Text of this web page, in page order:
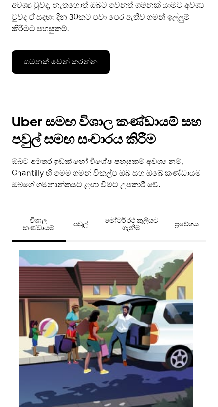
අවශ්‍ය වුවද, නැතහොත් ඔබට වෙනත් ගමනක් යාමට අවශ්‍ය
වුවද ඒ සඳහා දින 30කට පවා පෙර ඇතිව ගමන් ඉල්ලුම්
කිරීමට පහසුකම්.
ගමනක් වෙන් කරන්න
Uber සමඟ විශාල කණ්ඩායම් සහ
පවුල් සමඟ සංචාරය කිරීම
ඔබට අමතර ඉඩක් හෝ විශේෂ පහසුකම් අවශ්‍ය නම්,
Chantilly හි මෙම ගමන් විකල්ප ඔබ සහ ඔබේ කණ්ඩායම
ඔබගේ ගමනාන්තයට ළඟා වීමට උපකාරී වේ.
විශාල
කණ්ඩායම්
පවුල්
මෝටර් රථ කුලියට
ගැනීම
ප්‍රවේශය